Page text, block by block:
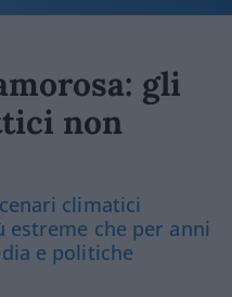
gli
non
climatici
che per anni
e politiche